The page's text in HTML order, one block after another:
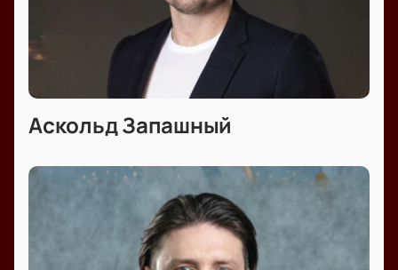
Аскольд Запашный